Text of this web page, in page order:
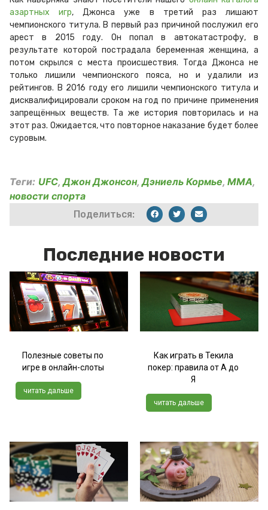
азартных игр, Джонса уже в третий раз лишают
чемпионского титула. В первый раз причиной послужил его
арест в 2015 году. Он попал в автокатастрофу, в
результате которой пострадала беременная женщина, а
потом скрылся с места происшествия. Тогда Джонса не
только лишили чемпионского пояса, но и удалили из
рейтингов. В 2016 году его лишили чемпионского титула и
дисквалифицировали сроком на год по причине применения
запрещённых веществ. Та же история повторилась и на
этот раз. Ожидается, что повторное наказание будет более
суровым.
Теги: UFC,Джон Джонсон,Дэниель Кормье, ММА,
новости спорта
Поделиться:
Последние новости
Полезные советы по
игре в онлайн-слоты
читать дальше
Как играть в Текила
покер: правила от А до
Я
читать дальше